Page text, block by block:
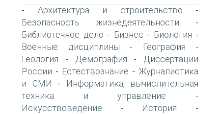
- Архитектура и строительство -
Безопасность жизнедеятельности -
Библиотечное дело - Бизнес - Биология -
Военные дисциплины - География -
Геология - Демография -
Диссертации
России - Естествознание - Журналистика
и СМИ -
Информатика, вычислительная
техника и управление -
Искусствоведение - История -